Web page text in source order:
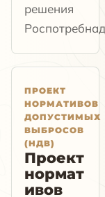
решения
ПРОЕКТ
НОРМАТИВОВ
ДОПУСТИМЫХ
ВЫБРОСОВ
(НДВ)
Проект
нормат
ивов